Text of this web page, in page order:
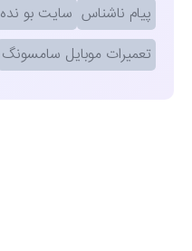
پیام ناشناس سایت بو نده
تعمیرات موبایل سامسونگ